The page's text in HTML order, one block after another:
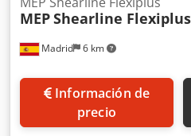
Madrid 6 km
MEPShearline Flexiplus
Información de
precio